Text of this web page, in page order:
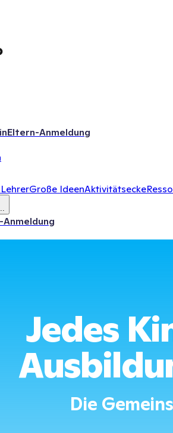
Eltern-Anmeldung
Große IdeenAktivitätsecke
Jedes
Die